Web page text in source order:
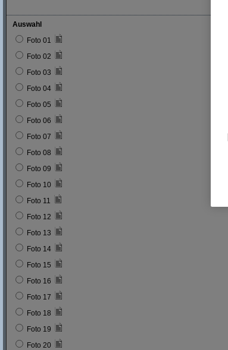
Auswahl
Foto 01
Foto 02
Foto 03
Foto 04
Foto 05
Foto 06
Foto 07
Foto 08
Foto 09
Foto 10
Foto 11
Foto 12
Foto 13
Foto 14
Foto 15
Foto 16
Foto 17
Foto 18
Foto 19
Foto 20